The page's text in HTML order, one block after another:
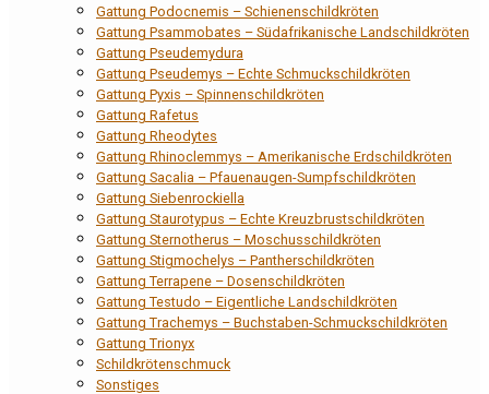
Gattung Podocnemis – Schienenschildkröten
Gattung Psammobates – Südafrikanische Landschildkröten
Gattung Pseudemydura
Gattung Pseudemys – Echte Schmuckschildkröten
Gattung Pyxis – Spinnenschildkröten
Gattung Rafetus
Gattung Rheodytes
Gattung Rhinoclemmys – Amerikanische Erdschildkröten
Gattung Sacalia – Pfauenaugen-Sumpfschildkröten
Gattung Siebenrockiella
Gattung Staurotypus – Echte Kreuzbrustschildkröten
Gattung Sternotherus – Moschusschildkröten
Gattung Stigmochelys – Pantherschildkröten
Gattung Terrapene – Dosenschildkröten
Gattung Testudo – Eigentliche Landschildkröten
Gattung Trachemys – Buchstaben-Schmuckschildkröten
Gattung Trionyx
Schildkrötenschmuck
Sonstiges